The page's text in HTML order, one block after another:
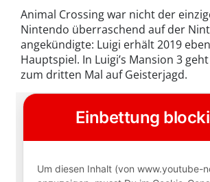
Animal Crossing war nicht der
Nintendo überraschend auf der
angekündigte: Luigi erhält 2019
Hauptspiel. In Luigi’s Mansion 3
zum dritten Mal auf Geisterjagd.